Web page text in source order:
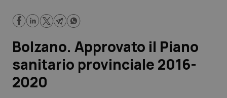
Lavoro e Professioni
Scienza e Farmaci
Bolzano. Approvato il Piano
sanitario provinciale 2016-
2020